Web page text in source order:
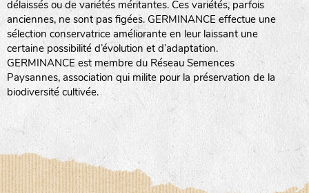
délaissés ou de variétés méritantes. Ces variétés, parfois
anciennes, ne sont pas figées. GERMINANCE effectue une
sélection conservatrice améliorante en leur laissant une
certaine possibilité d’évolution et d’adaptation.
GERMINANCE est membre du Réseau Semences
Paysannes, association qui milite pour la préservation de la
biodiversité cultivée.